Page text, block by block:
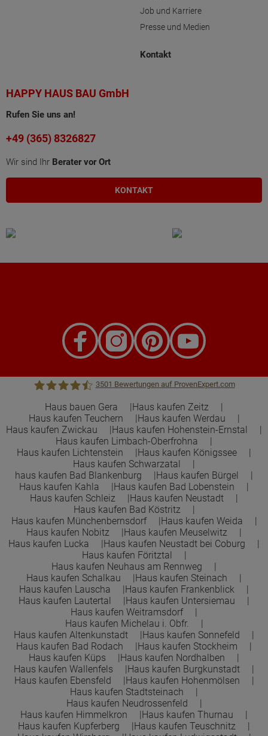
Job und Karriere
Presse und Medien
Kontakt
HAPPY HAUS BAU GmbH
Rufen Sie uns an!
+49 (365) 8326827
Wir sind Ihr Berater vor Ort
KONTAKT
Town &Country Haus Lizenzgeber GmbH
3501 Bewertungen auf ProvenExpert.com
Haus bauen Gera
Haus kaufen Zeitz
Haus kaufen Teuchern
Haus kaufen Werdau
Haus kaufen Zwickau
Haus kaufen Hohenstein-Ernstal
Haus kaufen Limbach-Oberfrohna
Haus kaufen Lichtenstein
Haus kaufen Königssee
Haus kaufen Schwarzatal
haus kaufen Bad Blankenburg
Haus kaufen Bürgel
Haus kaufen Kahla
Haus kaufen Bad Lobenstein
Haus kaufen Schleiz
Haus kaufen Neustadt
Haus kaufen Bad Köstritz
Haus kaufen Münchenbernsdorf
Haus kaufen Weida
Haus kaufen Nobitz
Haus kaufen Meuselwitz
Haus kaufen Lucka
Haus kaufen Neustadt bei Coburg
Haus kaufen Föritztal
Haus kaufen Neuhaus am Rennweg
Haus kaufen Schalkau
Haus kaufen Steinach
Haus kaufen Lauscha
Haus kaufen Frankenblick
Haus kaufen Lautertal
Haus kaufen Untersiemau
Haus kaufen Weitramsdorf
Haus kaufen Michelau i. Obfr.
Haus kaufen Altenkunstadt
Haus kaufen Sonnefeld
Haus kaufen Bad Rodach
Haus kaufen Stockheim
Haus kaufen Küps
Haus kaufen Nordhalben
Haus kaufen Wallenfels
Haus kaufen Burgkunstadt
Haus kaufen Ebensfeld
Haus kaufen Hohenmölsen
Haus kaufen Stadtsteinach
Haus kaufen Neudrossenfeld
Haus kaufen Himmelkron
Haus kaufen Thurnau
Haus kaufen Kupferberg
Haus kaufen Teuschnitz